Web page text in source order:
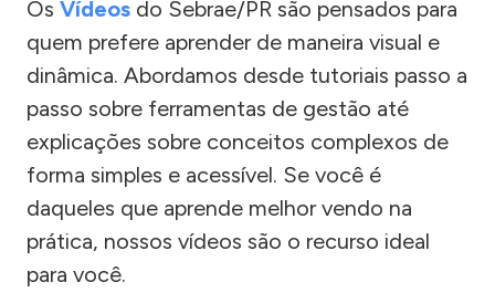
Os Vídeos do Sebrae/PR são pensados para
quem prefere aprender de maneira visual e
dinâmica. Abordamos desde tutoriais passo a
passo sobre ferramentas de gestão até
explicações sobre conceitos complexos de
forma simples e acessível. Se você é
daqueles que aprende melhor vendo na
prática, nossos vídeos são o recurso ideal
para você.